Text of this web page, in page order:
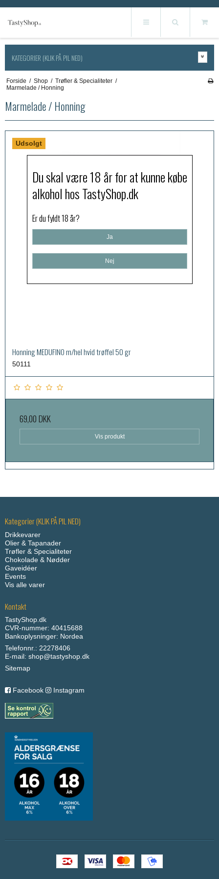
KATEGORIER (KLIK PÅ PIL NED)
Forside / Shop / Trøfler & Specialiteter /
Marmelade / Honning
Marmelade / Honning
Udsolgt
Honning MEDUFINO m/hel hvid trøffel 50 gr
50111
69,00 DKK
Vis produkt
Kategorier (KLIK PÅ PIL NED)
Drikkevarer
Olier & Tapanader
Trøfler & Specialiteter
Chokolade & Nødder
Gaveidéer
Events
Vis alle varer
Kontakt
TastyShop.dk
CVR-nummer: 40415688
Bankoplysninger: Nordea
Telefonnr.: 22278406
E-mail: shop@tastyshop.dk
Sitemap
Facebook Instagram
Du skal være 18 år for at kunne købe
alkohol hos TastyShop.dk
Er du fyldt 18 år?
Ja
Nej